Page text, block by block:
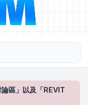
區」以及「REVIT